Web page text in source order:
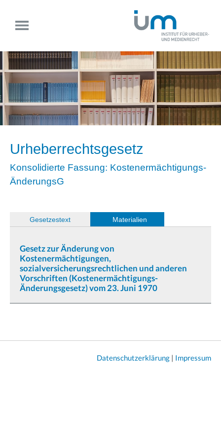
Urheberrechtsgesetz
Konsolidierte Fassung: Kostenermächtigungs-
ÄnderungsG
Materialien
(Gesetzestext
Gesetz zur Änderung von
Kostenermächtigungen,
sozialversicherungsrechtlichen und anderen
Vorschriften (Kostenermächtigungs-
Änderungsgesetz) vom 23. Juni 1970
Datenschutzerklärung | Impressum